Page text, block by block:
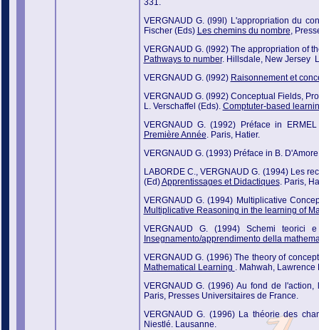
331.
VERGNAUD G. (l99l) L'appropriation du
Fischer (Eds) Les chemins du nombre,
VERGNAUD G. (l992) The appropriation of
Pathways to number. Hillsdale, New Jersey
VERGNAUD G. (l992) Raisonnement et
VERGNAUD G. (l992) Conceptual Fields,
L. Verschaffel (Eds). Comptuter-based
VERGNAUD G. (1992) Préface in
Première Année. Paris, Hatier.
VERGNAUD G. (1993) Préface in B.
LABORDE C., VERGNAUD G. (1994) Les
(Ed)Apprentissages et Didactiques. Paris,
VERGNAUD G. (1994) Multiplicative
Multiplicative Reasoning in the learning of
VERGNAUD G. (1994) Schemi teorici
Insegnamento/apprendimento della
VERGNAUD G. (1996) The theory of
Mathematical Learning . Mahwah, Lawrence
VERGNAUD G. (1996) Au fond de
Paris, Presses Universitaires de France.
VERGNAUD G. (1996) La théorie des
Niestlé. Lausanne.